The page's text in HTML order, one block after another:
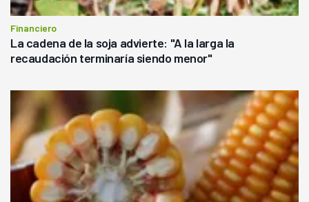
Financiero
La cadena de la soja advierte: "A la larga la
recaudación terminaría siendo menor"